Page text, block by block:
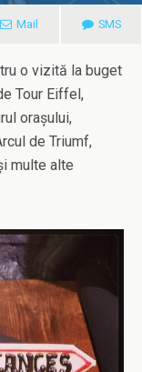
Mail SMS
o vizită la buget
Tour Eiffel,
orașului,
de Triumf,
multe alte